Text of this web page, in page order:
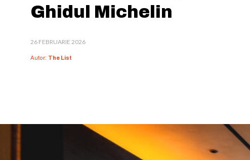
Ghidul Michelin
26 FEBRUARIE 2026
Autor: The List